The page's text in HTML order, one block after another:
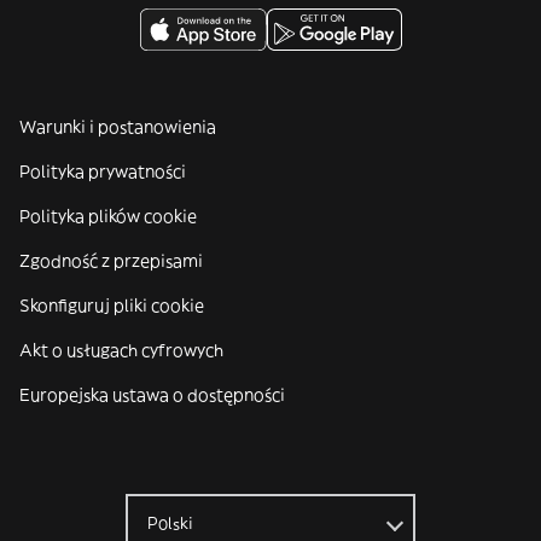
Warunki i postanowienia
Polityka prywatności
Polityka plików cookie
Zgodność z przepisami
Skonfiguruj pliki cookie
Akt o usługach cyfrowych
Europejska ustawa o dostępności